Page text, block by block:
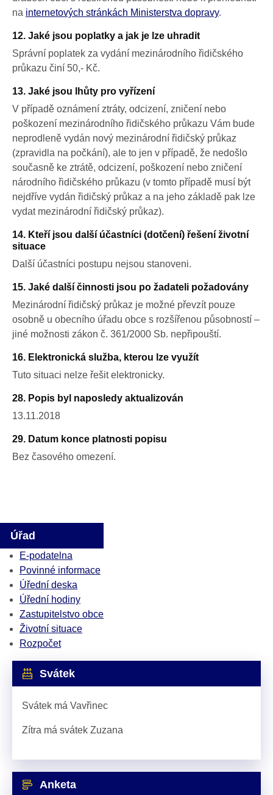
na internetových stránkách Ministerstva dopravy.
12. Jaké jsou poplatky a jak je lze uhradit
Správní poplatek za vydání mezinárodního řidičského
průkazu činí 50,- Kč.
13. Jaké jsou lhůty pro vyřízení
V případě oznámení ztráty, odcizení, zničení nebo
poškození mezinárodního řidičského průkazu Vám bude
neprodleně vydán nový mezinárodní řidičský průkaz
(zpravidla na počkání), ale to jen v případě, že nedošlo
současně ke ztrátě, odcizení, poškození nebo zničení
národního řidičského průkazu (v tomto případě musí být
nejdříve vydán řidičský průkaz a na jeho základě pak lze
vydat mezinárodní řidičský průkaz).
14. Kteří jsou další účastníci (dotčení) řešení životní
situace
Další účastníci postupu nejsou stanoveni.
15. Jaké další činnosti jsou po žadateli požadovány
Mezinárodní řidičský průkaz je možné převzít pouze
osobně u obecního úřadu obce s rozšířenou působností –
jiné možnosti zákon č. 361/2000 Sb. nepřipouští.
16. Elektronická služba, kterou lze využít
Tuto situaci nelze řešit elektronicky.
28. Popis byl naposledy aktualizován
13.11.2018
29. Datum konce platnosti popisu
Bez časového omezení.
Úřad
E-podatelna
Povinné informace
Úřední deska
Úřední hodiny
Zastupitelstvo obce
Životní situace
Rozpočet
Svátek
Svátek má Vavřinec
Zítra má svátek Zuzana
Anketa